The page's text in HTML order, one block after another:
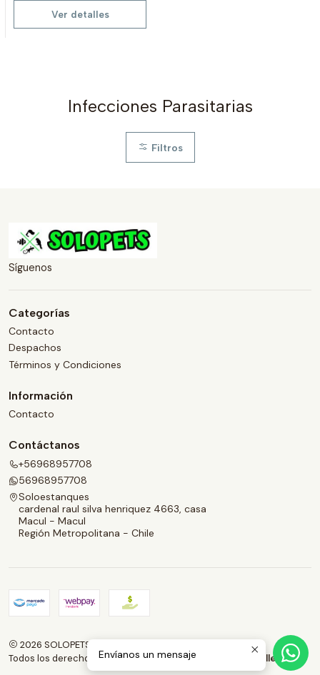
Ver detalles
Infecciones Parasitarias
Filtros
Síguenos
Categorías
Contacto
Despachos
Términos y Condiciones
Información
Contacto
Contáctanos
+56968957708
56968957708
Soloestanques
cardenal raul silva henriquez 4663, casa
Macul - Macul
Región Metropolitana - Chile
2026 SOLOPETS.CL.
Todos los derechos reservados.Desarrollado por Jumpseller
Envíanos un mensaje